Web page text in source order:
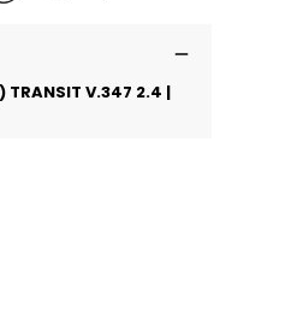
TRANSIT V.347 2.4 |